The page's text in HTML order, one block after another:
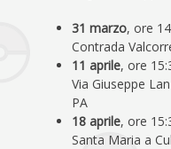
31 marzo, ore
Contrada
11 aprile, ore
Via Giuseppe
PA
18 aprile, ore
Santa Maria a